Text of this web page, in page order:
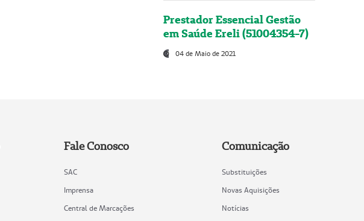
Prestador Essencial Gestão
em Saúde Ereli (51004354-7)
04 de Maio de 2021
Fale Conosco
SAC
Imprensa
Central de Marcações
Comunicação
Substituições
Novas Aquisições
Notícias